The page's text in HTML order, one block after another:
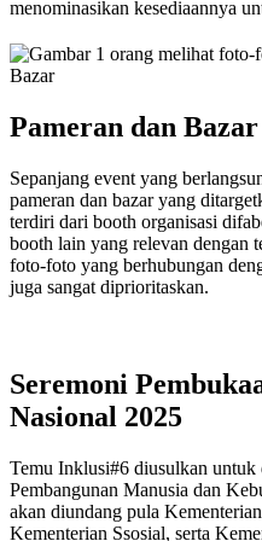
menominasikan kesediaannya
Pameran dan Bazar
Sepanjang event yang
pameran dan bazar yang
terdiri dari booth organisasi
booth lain yang relevan dengan
foto-foto yang berhubungan
juga sangat diprioritaskan.
Seremoni
Nasional 2025
Temu Inklusi#6 diusulkan
Pembangunan Manusia dan
akan diundang pula
Kementerian Ssosial, serta